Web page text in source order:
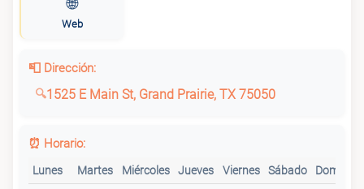
Web
📮 Dirección:
1525 E Main St, Grand Prairie, TX 75050
⏰ Horario:
Lunes Martes Miércoles Jueves Viernes Sábado Domingo